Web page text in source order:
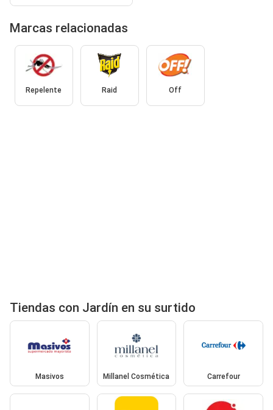
Marcas relacionadas
Repelente Raid Off
Tiendas con Jardín en su surtido
Masivos Millanel Cosmética Carrefour